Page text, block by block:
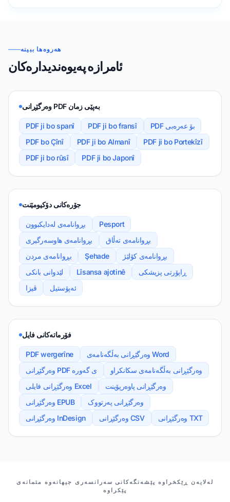
هەروەها ببینە
ئامرازە پەیوەندیدارەکان
وەرگێڕانی PDF بەپێی زمان
PDF ji bo spanî PDF ji bo fransî
PDF بۆ عەرەبی
PDF bo Çînî
PDF ji bo Almanî
PDF ji bo Portekîzî
PDF ji bo rûsî
PDF ji bo Japonî
جۆرەکانی دۆکیومێنت
بڕوانامەی لەدایکبوون
Pesport
بڕوانامەی هاوسەرگیری
بڕوانامەی تەڵاق
بڕوانامەی مردن
Şehade
بڕوانامەی کۆلێژ
لێدوانی بانکی
Lîsansa ajotinê
ڕاپۆرتی پزیشکی
ڤیزا
ئەپۆستیل
فۆرماتەکانی فایل
PDF wergerîne
وەرگێڕانی بەڵگەنامەی Word
وەرگێڕانی PDF ی گەورە
وەرگێڕانی بەڵگەنامەی سکانکراو
وەرگێڕانی فایلی Excel
وەرگێڕانی پاوەرپۆینت
وەرگێڕانی EPUB
وەرگێڕانی پەرتووک
وەرگێڕانی InDesign
وەرگێڕانی CSV وەرگێڕانی TXT
HEVKARÊN ME
لەلایەن ڕێکخراوە پێشەنگەکانی سەرانسەری جیهانەوە متمانەی
پێکراوە